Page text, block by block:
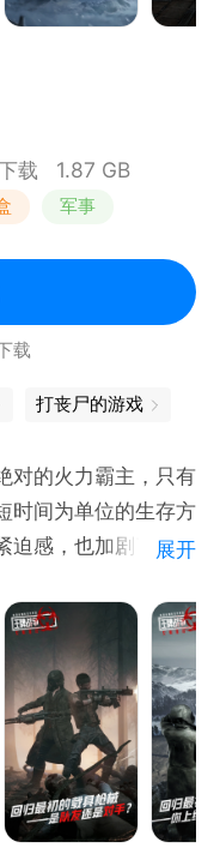
脉、瘴雾吞没的沼
入废土大世界，搜
存者所有的努力都指
土】
有人愿意用食物换
？每一次相遇，都是
载 1.87 GB
军事
载
打丧尸的游戏
对的火力霸主，只有
时间为单位的生存方
迫感，也加剧了玩家
机会只为带给你不一
你是猎手，也是猎
由选址、收集物资、
利徽章！在高度模拟
抄家枪战！
展开